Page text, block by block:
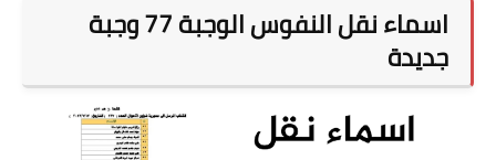
اسماء نقل النفوس الوجبة 77 وجبة
جديدة